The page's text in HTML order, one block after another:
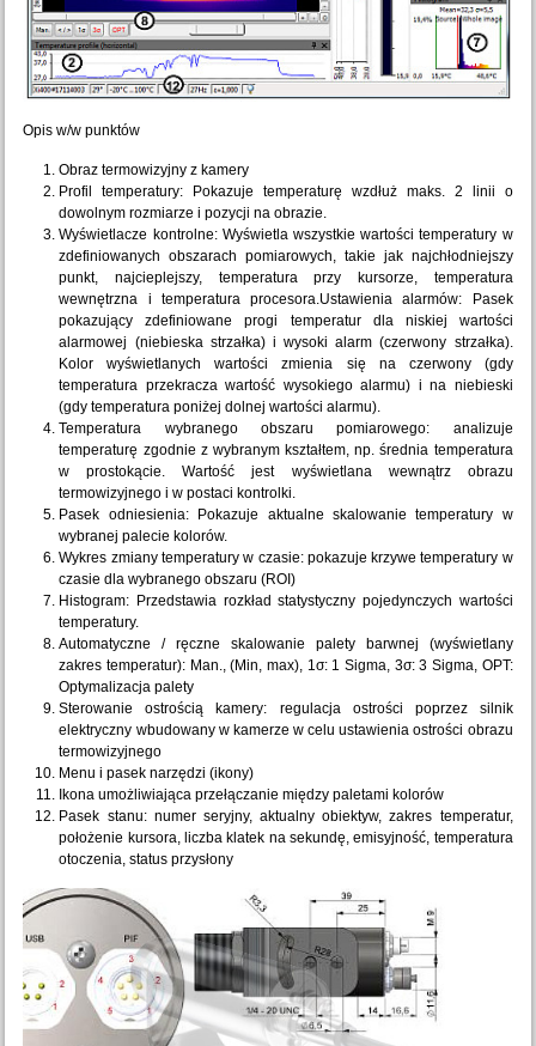
Opis w/w punktów
Obraz termowizyjny z kamery
Profil temperatury: Pokazuje temperaturę wzdłuż maks. 2 linii o
dowolnym rozmiarze i pozycji na obrazie.
Wyświetlacze kontrolne: Wyświetla wszystkie wartości temperatury w
zdefiniowanych obszarach pomiarowych, takie jak najchłodniejszy
punkt, najcieplejszy, temperatura przy kursorze, temperatura
wewnętrzna i temperatura procesora.Ustawienia alarmów: Pasek
pokazujący zdefiniowane progi temperatur dla niskiej wartości
alarmowej (niebieska strzałka) i wysoki alarm (czerwony strzałka).
Kolor wyświetlanych wartości zmienia się na czerwony (gdy
temperatura przekracza wartość wysokiego alarmu) i na niebieski
(gdy temperatura poniżej dolnej wartości alarmu).
Temperatura wybranego obszaru pomiarowego: analizuje
temperaturę zgodnie z wybranym kształtem, np. średnia temperatura
w prostokącie. Wartość jest wyświetlana wewnątrz obrazu
termowizyjnego i w postaci kontrolki.
Pasek odniesienia: Pokazuje aktualne skalowanie temperatury w
wybranej palecie kolorów.
Wykres zmiany temperatury w czasie: pokazuje krzywe temperatury w
czasie dla wybranego obszaru (ROI)
Histogram: Przedstawia rozkład statystyczny pojedynczych wartości
temperatury.
Automatyczne / ręczne skalowanie palety barwnej (wyświetlany
zakres temperatur): Man., (Min, max), 1σ: 1 Sigma, 3σ: 3 Sigma, OPT:
Optymalizacja palety
Sterowanie ostrością kamery: regulacja ostrości poprzez silnik
elektryczny wbudowany w kamerze w celu ustawienia ostrości obrazu
termowizyjnego
Menu i pasek narzędzi (ikony)
Ikona umożliwiająca przełączanie między paletami kolorów
Pasek stanu: numer seryjny, aktualny obiektyw, zakres temperatur,
położenie kursora, liczba klatek na sekundę, emisyjność, temperatura
otoczenia, status przysłony